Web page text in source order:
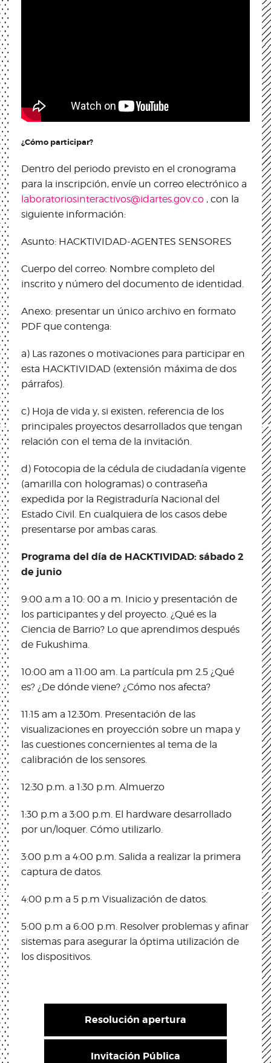
¿Cómo participar?
Dentro del periodo previsto en el cronograma
para la inscripción, envíe un correo electrónico a
laboratoriosinteractivos@idartes.gov.co , con la
siguiente información:
Asunto: HACKTIVIDAD-AGENTES SENSORES
Cuerpo del correo: Nombre completo del
inscrito y número del documento de identidad.
Anexo: presentar un único archivo en formato
PDF que contenga:
a) Las razones o motivaciones para participar en
esta HACKTIVIDAD (extensión máxima de dos
párrafos).
c) Hoja de vida y, si existen, referencia de los
principales proyectos desarrollados que tengan
relación con el tema de la invitación.
d) Fotocopia de la cédula de ciudadanía vigente
(amarilla con hologramas) o contraseña
expedida por la Registraduría Nacional del
Estado Civil. En cualquiera de los casos debe
presentarse por ambas caras.
Programa del día de HACKTIVIDAD: sábado 2
de junio
9:00 a.m a 10: 00 a m. Inicio y presentación de
los participantes y del proyecto. ¿Qué es la
Ciencia de Barrio? Lo que aprendimos después
de Fukushima.
10:00 am a 11:00 am. La partícula pm 2.5 ¿Qué
es? ¿De dónde viene? ¿Cómo nos afecta?
11:15 am a 12:30m. Presentación de las
visualizaciones en proyección sobre un mapa y
las cuestiones concernientes al tema de la
calibración de los sensores.
12:30 p.m. a 1:30 p.m. Almuerzo
1:30 p.m a 3:00 p.m. El hardware desarrollado
por un/loquer. Cómo utilizarlo.
3:00 p.m a 4:00 p.m. Salida a realizar la primera
captura de datos.
4:00 p.m a 5 p.m Visualización de datos.
5:00 p.m a 6:00 p.m. Resolver problemas y afinar
sistemas para asegurar la óptima utilización de
los dispositivos.
Resolución apertura
Invitación Pública